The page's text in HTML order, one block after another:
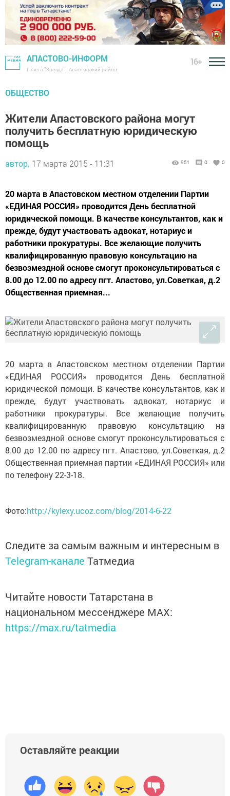
АПАСТОВО-ИНФОРМ
Газета "Звезда" - Апастовский район
16+
ОБЩЕСТВО
Жители Апастовского района могут
получить бесплатную юридическую
помощь
автор, 17 марта 2015 - 11:31 951 0 0
20 марта в Апастовском местном отделении Партии
«ЕДИНАЯ РОССИЯ» проводится День бесплатной
юридической помощи. В качестве консультантов, как и
прежде, будут участвовать адвокат, нотариус и
работники прокуратуры. Все желающие получить
квалифицированную правовую консультацию на
безвозмездной основе смогут проконсультироваться с
8.00 до 12.00 по адресу пгт. Апастово, ул.Советкая, д.2
Общественная приемная...
20 марта в Апастовском местном отделении Партии
«ЕДИНАЯ РОССИЯ» проводится День бесплатной
юридической помощи. В качестве консультантов, как и
прежде, будут участвовать адвокат, нотариус и
работники прокуратуры. Все желающие получить
квалифицированную правовую консультацию на
безвозмездной основе смогут проконсультироваться с
8.00 до 12.00 по адресу пгт. Апастово, ул.Советкая, д.2
Общественная приемная партии «ЕДИНАЯ РОССИЯ» или
по телефону 22-3-18.
Фото:http://kylexy.ucoz.com/blog/2014-6-22
Следите за самым важным и интересным в
Telegram-канале Татмедиа
Читайте новости Татарстана в
национальном мессенджере MАХ:
https://max.ru/tatmedia
Оставляйте реакции